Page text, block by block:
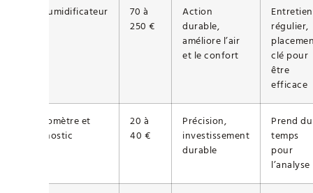
Déshumidificateur
70 à
250 €
Action
durable,
améliore l’air
et le confort
Entretien
régulier,
clé pour
être
efficace
Hygromètre et
diagnostic
20 à
40 €
Précision,
investissement
durable
Prend du
temps
pour
l’analyse